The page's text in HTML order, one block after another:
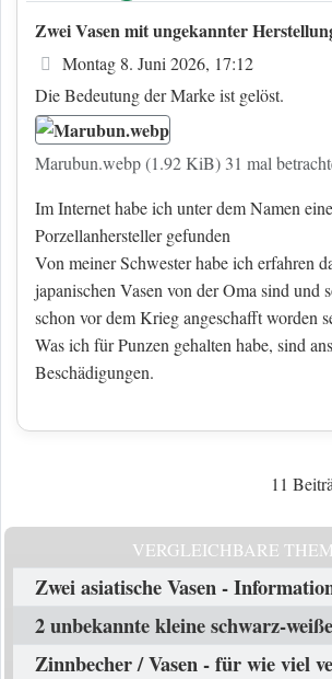
Zwei Vasen mit ungekannter
Beitrag
Montag 8. Juni 2026, 17:12
Die Bedeutung der Marke ist gelöst.
Marubun.webp (1.92 KiB) 31 mal
Im Internet habe ich unter dem Namen
Porzellanhersteller gefunden
Von meiner Schwester habe ich erfahren
japanischen Vasen von der Oma sind und
schon vor dem Krieg angeschafft worden
Was ich für Punzen gehalten habe, sind
Beschädigungen.
11
VERGLEICHBARE
Zwei asiatische Vasen -
2 unbekannte kleine schwarz-
Zinnbecher / Vasen - für wie viel